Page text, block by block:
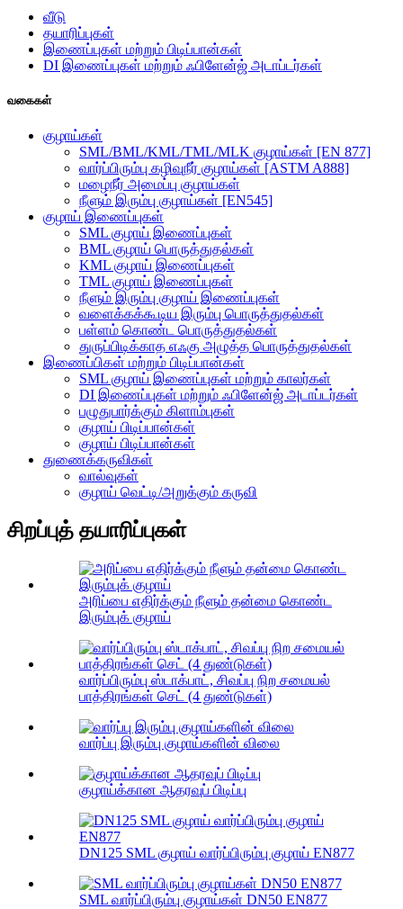
வீடு
தயாரிப்புகள்
இணைப்புகள் மற்றும் பிடிப்பான்கள்
DI இணைப்புகள் மற்றும் ஃபிளேன்ஜ் அடாப்டர்கள்
வகைகள்
குழாய்கள்
SML/BML/KML/TML/MLK குழாய்கள் [EN 877]
வார்ப்பிரும்பு கழிவுநீர் குழாய்கள் [ASTM A888]
மழைநீர் அமைப்பு குழாய்கள்
நீளும் இரும்பு குழாய்கள் [EN545]
குழாய் இணைப்புகள்
SML குழாய் இணைப்புகள்
BML குழாய் பொருத்துதல்கள்
KML குழாய் இணைப்புகள்
TML குழாய் இணைப்புகள்
நீளும் இரும்பு குழாய் இணைப்புகள்
வளைக்கக்கூடிய இரும்பு பொருத்துதல்கள்
பள்ளம் கொண்ட பொருத்துதல்கள்
துருப்பிடிக்காத எஃகு அழுத்த பொருத்துதல்கள்
இணைப்பிகள் மற்றும் பிடிப்பான்கள்
SML குழாய் இணைப்புகள் மற்றும் காலர்கள்
DI இணைப்புகள் மற்றும் ஃபிளேன்ஜ் அடாப்டர்கள்
பழுதுபார்க்கும் கிளாம்புகள்
குழாய் பிடிப்பான்கள்
குழாய் பிடிப்பான்கள்
துணைக்கருவிகள்
வால்வுகள்
குழாய் வெட்டி/அறுக்கும் கருவி
சிறப்புத் தயாரிப்புகள்
அரிப்பை எதிர்க்கும் நீளும் தன்மை கொண்ட
இரும்புக் குழாய்
வார்ப்பிரும்பு ஸ்டாக்பாட், சிவப்பு நிற சமையல்
பாத்திரங்கள் செட் (4 துண்டுகள்)
வார்ப்பு இரும்பு குழாய்களின் விலை
குழாய்க்கான ஆதரவுப் பிடிப்பு
DN125 SML குழாய் வார்ப்பிரும்பு குழாய் EN877
SML வார்ப்பிரும்பு குழாய்கள் DN50 EN877